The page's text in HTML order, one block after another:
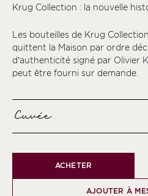
Krug Collection : la nouvelle
Les bouteilles de Krug
quittent la Maison par ordre
d’authenticité signé par Olivier
peut être fourni sur demande.
Cuvée
ACHETER
AJOUTER À